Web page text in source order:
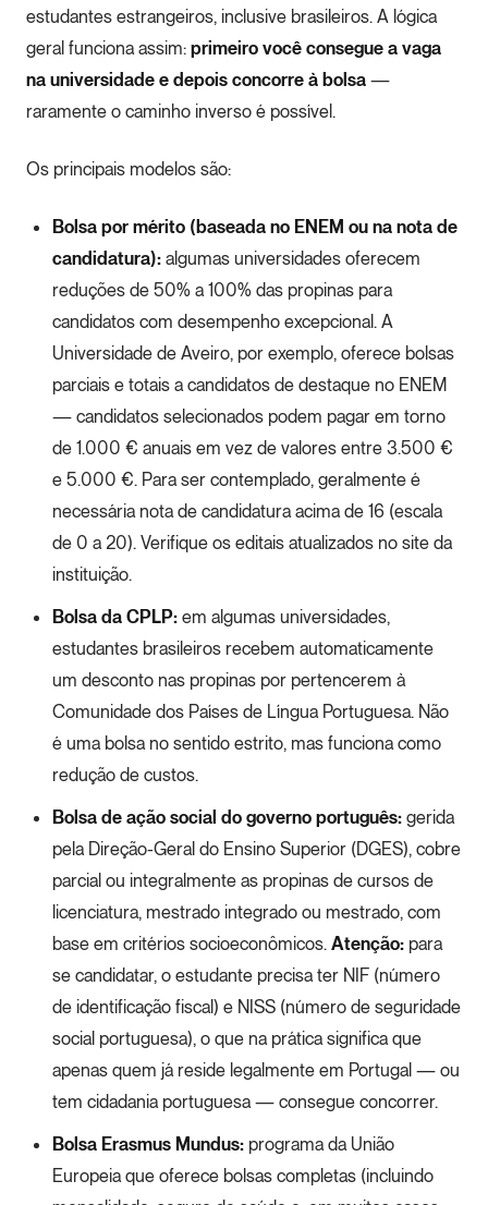
estudantes estrangeiros, inclusive brasileiros. A lógica
geral funciona assim: primeiro você consegue a vaga
na universidade e depois concorre à bolsa —
raramente o caminho inverso é possível.
Os principais modelos são:
Bolsa por mérito (baseada no ENEM ou na nota de
candidatura): algumas universidades oferecem
reduções de 50% a 100% das propinas para
candidatos com desempenho excepcional. A
Universidade de Aveiro, por exemplo, oferece bolsas
parciais e totais a candidatos de destaque no ENEM
— candidatos selecionados podem pagar em torno
de 1.000 € anuais em vez de valores entre 3.500 €
e 5.000 €. Para ser contemplado, geralmente é
necessária nota de candidatura acima de 16 (escala
de 0 a 20). Verifique os editais atualizados no site da
instituição.
Bolsa da CPLP: em algumas universidades,
estudantes brasileiros recebem automaticamente
um desconto nas propinas por pertencerem à
Comunidade dos Países de Língua Portuguesa. Não
é uma bolsa no sentido estrito, mas funciona como
redução de custos.
Bolsa de ação social do governo português: gerida
pela Direção-Geral do Ensino Superior (DGES), cobre
parcial ou integralmente as propinas de cursos de
licenciatura, mestrado integrado ou mestrado, com
base em critérios socioeconômicos. Atenção: para
se candidatar, o estudante precisa ter NIF (número
de identificação fiscal) e NISS (número de seguridade
social portuguesa), o que na prática significa que
apenas quem já reside legalmente em Portugal — ou
tem cidadania portuguesa — consegue concorrer.
Bolsa Erasmus Mundus: programa da União
Europeia que oferece bolsas completas (incluindo